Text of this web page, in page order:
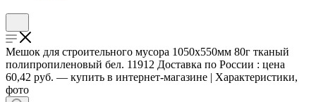
Мешок для строительного мусора 1050х550мм 80г тканый
полипропиленовый бел. 11912 Доставка по России : цена
60,42 руб. — купить в интернет-магазине | Характеристики,
фото